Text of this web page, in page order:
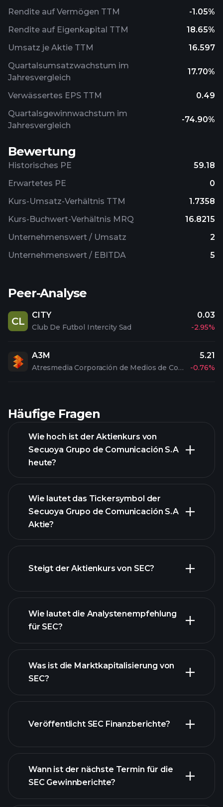
Rendite auf Vermögen TTM
-1.05%
Rendite auf Eigenkapital TTM
18.65%
Umsatz je Aktie TTM
16.597
Quartalsumsatzwachstum im
Jahresvergleich
17.70%
Verwässertes EPS TTM
0.49
Quartalsgewinnwachstum im
Jahresvergleich
-74.90%
Bewertung
Historisches PE
59.18
Erwartetes PE
0
Kurs-Umsatz-Verhältnis TTM
1.7358
Kurs-Buchwert-Verhältnis MRQ
16.8215
Unternehmenswert / Umsatz
2
Unternehmenswert / EBITDA
5
Peer-Analyse
CL
CITY
Club De Futbol Intercity Sad
0.03
-2.95%
A3M
Atresmedia Corporación de Medios de Comunicación S.A.
5.21
-0.76%
Häufige Fragen
Wie hoch ist der Aktienkurs von
Secuoya Grupo de Comunicación S.A
heute?
Wie lautet das Tickersymbol der
Secuoya Grupo de Comunicación S.A
Aktie?
Steigt der Aktienkurs von SEC?
SEC Diagramm
Wie lautet die Analystenempfehlung
für SEC?
Was ist die Marktkapitalisierung von
SEC?
Liste der Aktien
Veröffentlicht SEC Finanzberichte?
Finanzberichte von
SEC
Wann ist der nächste Termin für die
SEC Gewinnberichte?